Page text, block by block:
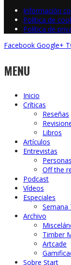
Información
Política de
Política de
Facebook Google+
MENU
Inicio
Críticas
Reseñas
Libros
Artículos
Entrevistas
Off the
Podcast
Vídeos
Especiales
Semana
Archivo
Timber
Artcade
Sobre Start